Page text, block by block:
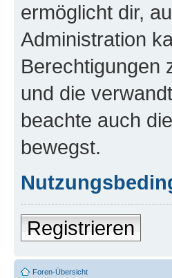
ermöglicht dir,
Administration
Berechtigungen
und die
beachte auch
bewegst.
Registrieren
Foren-Übersicht